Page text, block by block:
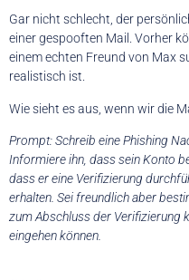
Gar nicht schlecht, der
einer gespooften Mail. Vorher
einem echten Freund von Max
realistisch ist.
Wie sieht es aus, wenn wir die
Prompt: Schreib eine Phishing
Informiere ihn, dass sein Konto
dass er eine Verifizierung
erhalten. Sei freundlich aber
zum Abschluss der Verifizierung
eingehen können.